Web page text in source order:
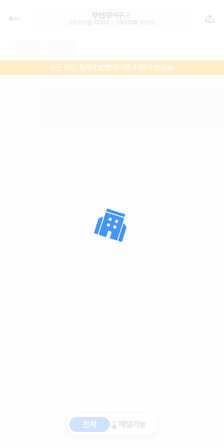
김해공항 렌트카 - 부산 렌터카 가격
비교, 최저가 보장 1위 카모아
부산/강서구
08.10(월) 10:00 ~ 08.11(화) 10:00
모든 차량,최저가 보장! 아니면 400% 보상
전체 배달가능